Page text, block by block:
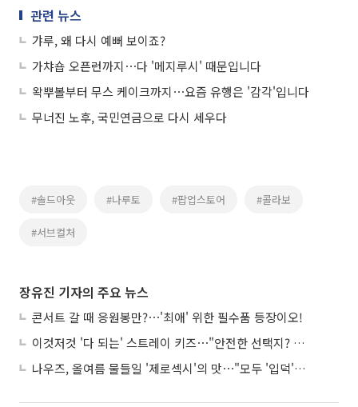
관련 뉴스
갸루, 왜 다시 예뻐 보이죠?
가챠숍 오픈런까지⋯다 '메지루시' 때문입니다
왁뿌볼부터 무스 케이크까지⋯요즘 유행은 '감각'입니다
무너진 노후, 국민연금으로 다시 세우다
#솔드아웃 #나루토 #팝업스토어 #콜라보
#서브컬처
장유진 기자의 주요 뉴스
콘서트 갈 때 응원봉만?⋯'최애' 위한 필수품 등장이오!
이것저것 '다 되는' 스트레이 키즈⋯"안전한 선택지? 도전이 재밌죠"
나우즈, 올여름 물들일 '제로섹시'의 맛⋯"모두 '입덕'시킬 것"